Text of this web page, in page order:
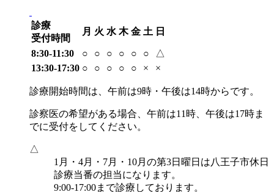
診療
受付時間
月 火 水 木 金 土 日
8:30-11:30 ○ ○ ○ ○ ○ ○
△
13:30-17:30 ○ ○ ○ ○ ○ × ×
診療開始時間は、午前は9時・午後は14時からです。
診察医の希望がある場合、午前は11時、午後は17時ま
でに受付をしてください。
△
1月・4月・7月・10月の第3日曜日は八王子市休日
診療当番の担当になります。
9:00-17:00まで診療しております。